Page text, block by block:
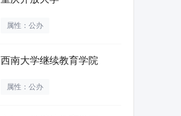
属性：公办
西南大学继续教育学院
属性：公办